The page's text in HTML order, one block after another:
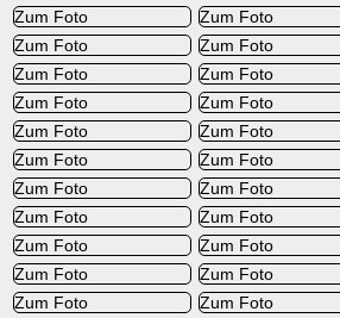
Zum Foto
Zum Foto
Zum Foto
Zum Foto
Zum Foto
Zum Foto
Zum Foto
Zum Foto
Zum Foto
Zum Foto
Zum Foto
Zum Foto
Zum Foto
Zum Foto
Zum Foto
Zum Foto
Zum Foto
Zum Foto
Zum Foto
Zum Foto
Zum Foto
Zum Foto